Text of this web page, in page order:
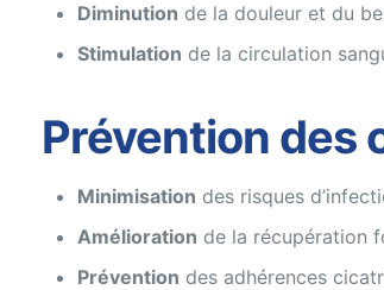
Diminution de la douleur et du
Stimulation de la circulation
Prévention des
Minimisation des risques
Amélioration de la récupération
Prévention des adhérences